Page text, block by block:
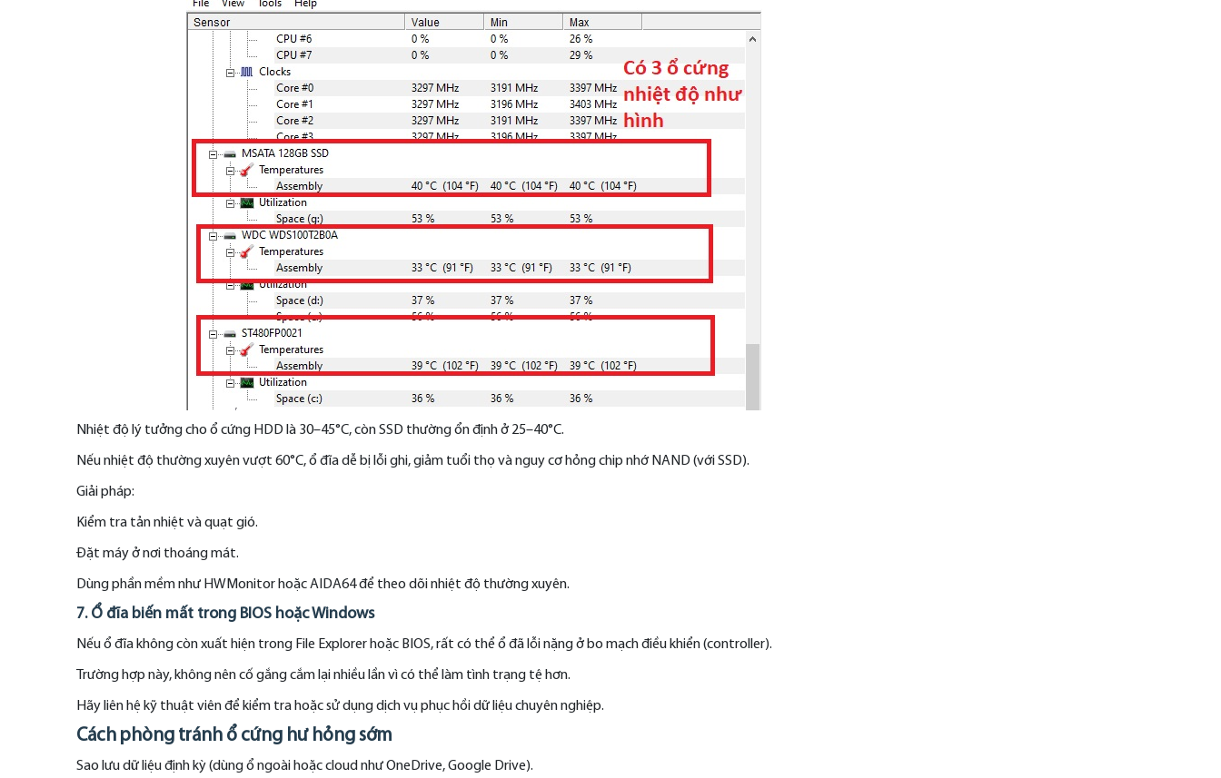
Nhiệt độ lý tưởng cho ổ cứng HDD là 30–45°C, còn SSD thường ổn định ở 25–40°C.
Nếu nhiệt độ thường xuyên vượt 60°C, ổ đĩa dễ bị lỗi ghi, giảm tuổi thọ và nguy cơ hỏng chip nhớ NAND (với SSD).
Giải pháp:
Kiểm tra tản nhiệt và quạt gió.
Đặt máy ở nơi thoáng mát.
Dùng phần mềm như HWMonitor hoặc AIDA64 để theo dõi nhiệt độ thường xuyên.
7. Ổ đĩa biến mất trong BIOS hoặc Windows
Nếu ổ đĩa không còn xuất hiện trong File Explorer hoặc BIOS, rất có thể ổ đã lỗi nặng ở bo mạch điều khiển (controller).
Trường hợp này, không nên cố gắng cắm lại nhiều lần vì có thể làm tình trạng tệ hơn.
Hãy liên hệ kỹ thuật viên để kiểm tra hoặc sử dụng dịch vụ phục hồi dữ liệu chuyên nghiệp.
Cách phòng tránh ổ cứng hư hỏng sớm
Sao lưu dữ liệu định kỳ (dùng ổ ngoài hoặc cloud như OneDrive, Google Drive).